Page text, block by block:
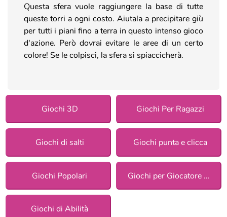
Questa sfera vuole raggiungere la base di tutte
queste torri a ogni costo. Aiutala a precipitare giù
per tutti i piani fino a terra in questo intenso gioco
d'azione. Però dovrai evitare le aree di un certo
colore! Se le colpisci, la sfera si spiaccicherà.
Giochi 3D Giochi Per Ragazzi
Giochi di salti Giochi punta e clicca
Giochi Popolari Giochi per Giocatore Singolo
Giochi di Abilità